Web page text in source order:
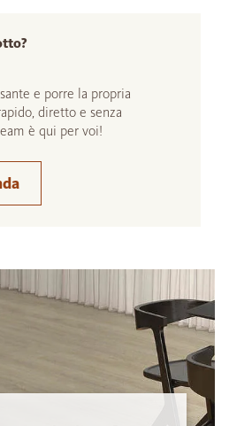
e porre la propria
diretto e senza
è qui per voi!